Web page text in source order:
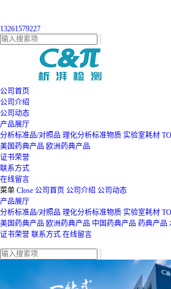
13261579227
公司首页
公司介绍
公司动态
产品展厅
分析标准品/对照品 理化分析标准物质 实验室耗材
美国药典产品 欧洲药典产品
证书荣誉
联系方式
在线留言
菜单 Close 公司首页 公司介绍 公司动态
产品展厅
分析标准品/对照品 理化分析标准物质 实验室耗材
美国药典产品 欧洲药典产品 中国药典产品 药典产品
证书荣誉 联系方式 在线留言